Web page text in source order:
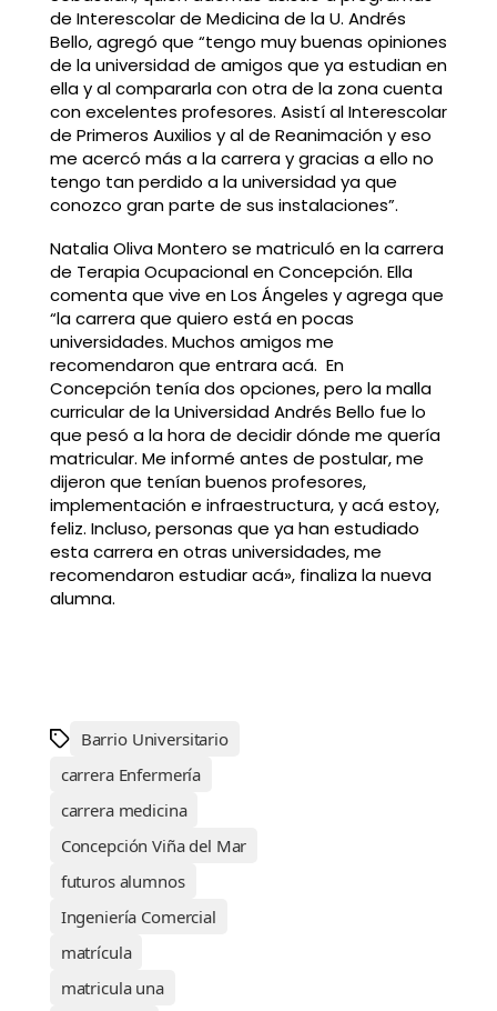
de Interescolar de Medicina de la U. Andrés
Bello, agregó que “tengo muy buenas opiniones
de la universidad de amigos que ya estudian en
ella y al compararla con otra de la zona cuenta
con excelentes profesores. Asistí al Interescolar
de Primeros Auxilios y al de Reanimación y eso
me acercó más a la carrera y gracias a ello no
tengo tan perdido a la universidad ya que
conozco gran parte de sus instalaciones”.
Natalia Oliva Montero se matriculó en la carrera
de Terapia Ocupacional en Concepción. Ella
comenta que vive en Los Ángeles y agrega que
“la carrera que quiero está en pocas
universidades. Muchos amigos me
recomendaron que entrara acá. En
Concepción tenía dos opciones, pero la malla
curricular de la Universidad Andrés Bello fue lo
que pesó a la hora de decidir dónde me quería
matricular. Me informé antes de postular, me
dijeron que tenían buenos profesores,
implementación e infraestructura, y acá estoy,
feliz. Incluso, personas que ya han estudiado
esta carrera en otras universidades, me
recomendaron estudiar acá», finaliza la nueva
alumna.
Barrio Universitario
carrera Enfermería
carrera medicina
Concepción Viña del Mar
futuros alumnos
Ingeniería Comercial
matrícula
matricula una